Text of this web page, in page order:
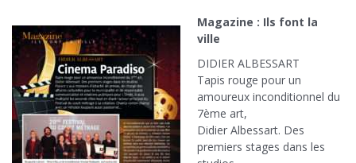
Magazine : Ils font la
ville
DIDIER ALBESSART
Tapis rouge pour un
amoureux inconditionnel du
7ème art,
Didier Albessart. Des
premiers stages dans les